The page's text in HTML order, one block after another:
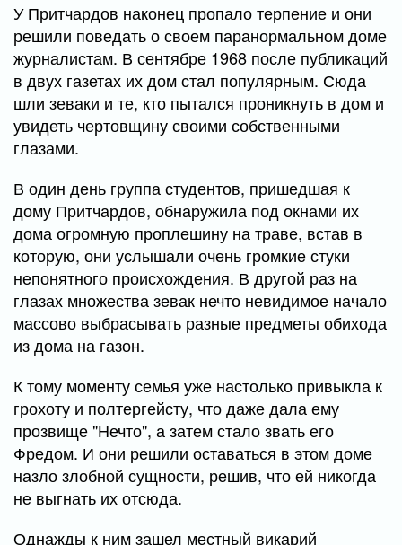
У Притчардов наконец пропало терпение и они
решили поведать о своем паранормальном доме
журналистам. В сентябре 1968 после публикаций
в двух газетах их дом стал популярным. Сюда
шли зеваки и те, кто пытался проникнуть в дом и
увидеть чертовщину своими собственными
глазами.
В один день группа студентов, пришедшая к
дому Притчардов, обнаружила под окнами их
дома огромную проплешину на траве, встав в
которую, они услышали очень громкие стуки
непонятного происхождения. В другой раз на
глазах множества зевак нечто невидимое начало
массово выбрасывать разные предметы обихода
из дома на газон.
К тому моменту семья уже настолько привыкла к
грохоту и полтергейсту, что даже дала ему
прозвище "Нечто", а затем стало звать его
Фредом. И они решили оставаться в этом доме
назло злобной сущности, решив, что ей никогда
не выгнать их отсюда.
Однажды к ним зашел местный викарий